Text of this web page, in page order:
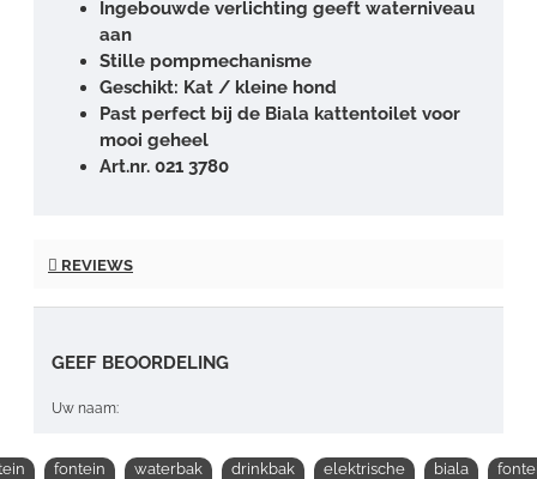
Ingebouwde verlichting geeft waterniveau
aan
Stille pompmechanisme
Geschikt: Kat / kleine hond
Past perfect bij de Biala kattentoilet voor
mooi geheel
Art.nr. 021 3780
REVIEWS
GEEF BEOORDELING
Uw naam:
fontein waterbak drinkbak
elektrische
biala